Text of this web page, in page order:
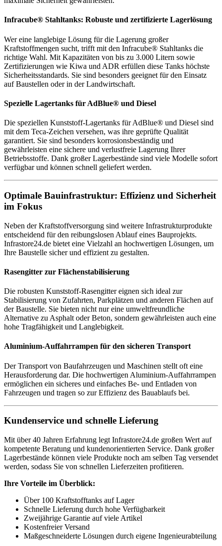
Infracube® Stahltanks: Robuste und zertifizierte Lagerlösung
Wer eine langlebige Lösung für die Lagerung großer
Kraftstoffmengen sucht, trifft mit den Infracube® Stahltanks die
richtige Wahl. Mit Kapazitäten von bis zu 3.000 Litern sowie
Zertifizierungen wie Kiwa und ADR erfüllen diese Tanks höchste
Sicherheitsstandards. Sie sind besonders geeignet für den Einsatz
auf Baustellen oder in der Landwirtschaft.
Spezielle Lagertanks für AdBlue® und Diesel
Die speziellen Kunststoff-Lagertanks für AdBlue® und Diesel sind
mit dem Teca-Zeichen versehen, was ihre geprüfte Qualität
garantiert. Sie sind besonders korrosionsbeständig und
gewährleisten eine sichere und verlustfreie Lagerung Ihrer
Betriebsstoffe. Dank großer Lagerbestände sind viele Modelle sofort
verfügbar und können schnell geliefert werden.
Optimale Bauinfrastruktur: Effizienz und Sicherheit
im Fokus
Neben der Kraftstoffversorgung sind weitere Infrastrukturprodukte
entscheidend für den reibungslosen Ablauf eines Bauprojekts.
Infrastore24.de bietet eine Vielzahl an hochwertigen Lösungen, um
Ihre Baustelle sicher und effizient zu gestalten.
Rasengitter zur Flächenstabilisierung
Die robusten Kunststoff-Rasengitter eignen sich ideal zur
Stabilisierung von Zufahrten, Parkplätzen und anderen Flächen auf
der Baustelle. Sie bieten nicht nur eine umweltfreundliche
Alternative zu Asphalt oder Beton, sondern gewährleisten auch eine
hohe Tragfähigkeit und Langlebigkeit.
Aluminium-Auffahrrampen für den sicheren Transport
Der Transport von Baufahrzeugen und Maschinen stellt oft eine
Herausforderung dar. Die hochwertigen Aluminium-Auffahrrampen
ermöglichen ein sicheres und einfaches Be- und Entladen von
Fahrzeugen und tragen so zur Effizienz des Bauablaufs bei.
Kundenservice und schnelle Lieferung
Mit über 40 Jahren Erfahrung legt Infrastore24.de großen Wert auf
kompetente Beratung und kundenorientierten Service. Dank großer
Lagerbestände können viele Produkte noch am selben Tag versendet
werden, sodass Sie von schnellen Lieferzeiten profitieren.
Ihre Vorteile im Überblick:
Über 100 Kraftstofftanks auf Lager
Schnelle Lieferung durch hohe Verfügbarkeit
Zweijährige Garantie auf viele Artikel
Kostenfreier Versand
Maßgeschneiderte Lösungen durch eigene Ingenieurabteilung